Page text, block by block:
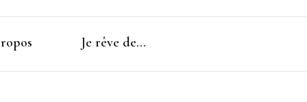
Je rêve de…